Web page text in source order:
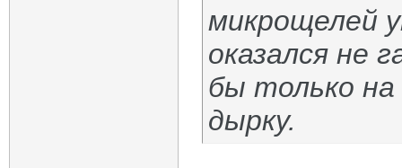
микрощелей
оказался не
бы только на
дырку.